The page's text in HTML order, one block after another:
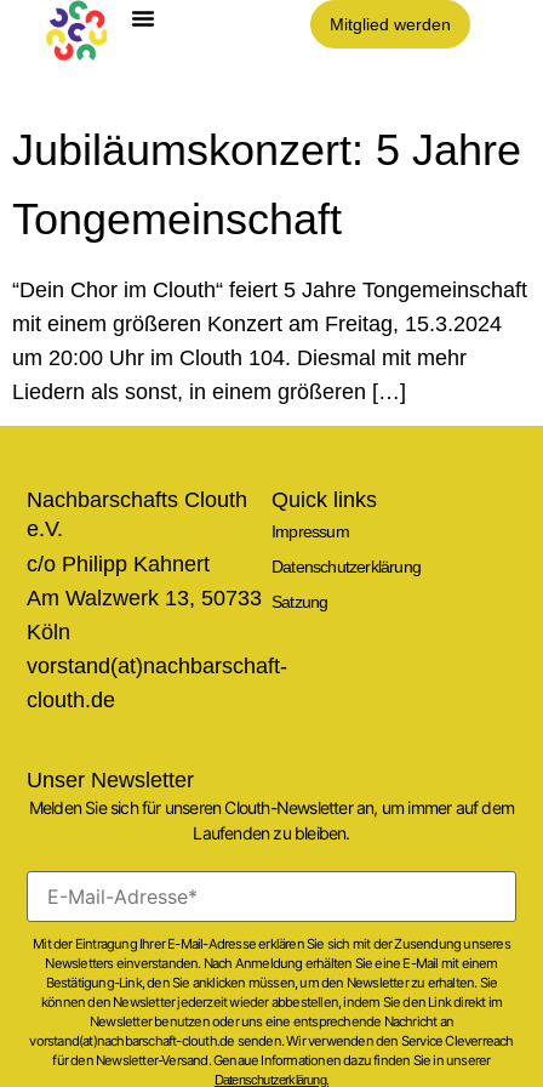
Mitglied werden
Jubiläumskonzert: 5 Jahre
Tongemeinschaft
“Dein Chor im Clouth“ feiert 5 Jahre Tongemeinschaft
mit einem größeren Konzert am Freitag, 15.3.2024
um 20:00 Uhr im Clouth 104. Diesmal mit mehr
Liedern als sonst, in einem größeren […]
Quick links
Impressum
Datenschutzerklärung
Satzung
Nachbarschafts Clouth
e.V.
c/o Philipp Kahnert
Am Walzwerk 13, 50733
Köln
vorstand(at)nachbarschaft-
clouth.de
Unser Newsletter
Melden Sie sich für unseren Clouth-Newsletter an, um immer auf dem
Laufenden zu bleiben.
Mit der Eintragung Ihrer E-Mail-Adresse erklären Sie sich mit der Zusendung unseres
Newsletters einverstanden. Nach Anmeldung erhälten Sie eine E-Mail mit einem
Bestätigung-Link, den Sie anklicken müssen, um den Newsletter zu erhalten. Sie
können den Newsletter jederzeit wieder abbestellen, indem Sie den Link direkt im
Newsletter benutzen oder uns eine entsprechende Nachricht an
vorstand(at)nachbarschaft-clouth.de senden. Wir verwenden den Service Cleverreach
für den Newsletter-Versand. Genaue Informationen dazu finden Sie in unserer
Datenschutzerklärung.